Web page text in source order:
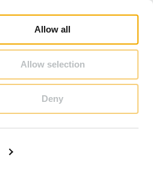
Allow all
Allow selection
Deny